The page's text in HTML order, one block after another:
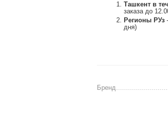
Ташкент в
заказа до
Регионы РУз
дня)
Бренд